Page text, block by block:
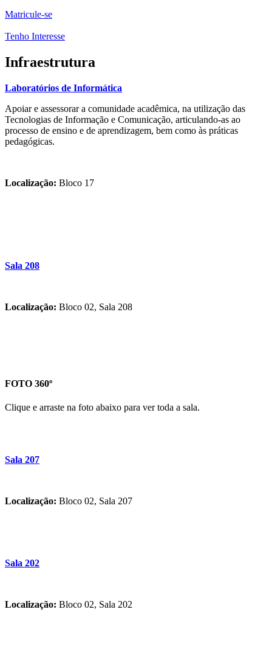
Matricule-se
Tenho Interesse
Infraestrutura
Laboratórios de Informática
Apoiar e assessorar a comunidade acadêmica, na utilização das
Tecnologias de Informação e Comunicação, articulando-as ao
processo de ensino e de aprendizagem, bem como às práticas
pedagógicas.
Localização: Bloco 17
Sala 208
Localização: Bloco 02, Sala 208
FOTO 360º
Clique e arraste na foto abaixo para ver toda a sala.
Sala 207
Localização: Bloco 02, Sala 207
Sala 202
Localização: Bloco 02, Sala 202